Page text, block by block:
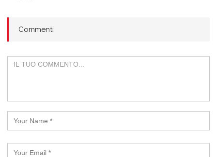
Commenti